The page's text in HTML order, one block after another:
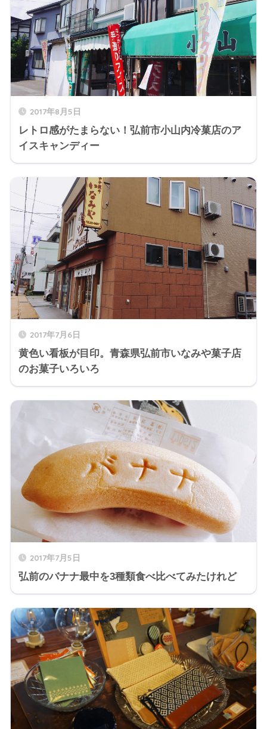
2017年8月5日
レトロ感がたまらない！弘前市小山内冷菓店のア
イスキャンディー
2017年7月6日
黄色い看板が目印。青森県弘前市いなみや菓子店
のお菓子いろいろ
2017年7月5日
弘前のバナナ最中を3種類食べ比べてみたけれど